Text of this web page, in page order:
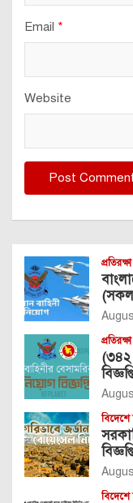
Email *
Website
(সকল
(৩৪২
বিদেশে
বিদেশে